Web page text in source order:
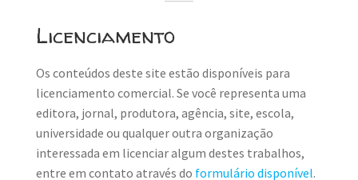
Licenciamento
Os conteúdos deste site estão disponíveis para
licenciamento comercial. Se você representa uma
editora, jornal, produtora, agência, site, escola,
universidade ou qualquer outra organização
interessada em licenciar algum destes trabalhos,
entre em contato através do formulário disponível.